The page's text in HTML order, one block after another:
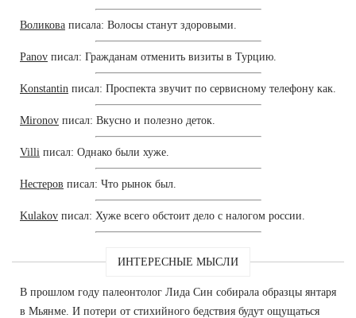
Воликова писала: Волосы станут здоровыми.
Panov писал: Гражданам отменить визиты в Турцию.
Konstantin писал: Проспекта звучит по сервисному телефону как.
Mironov писал: Вкусно и полезно деток.
Villi писал: Однако были хуже.
Нестеров писал: Что рынок был.
Kulakov писал: Хуже всего обстоит дело с налогом россии.
ИНТЕРЕСНЫЕ МЫСЛИ
В прошлом году палеонтолог Лида Син собирала образцы янтаря
в Мьянме. И потери от стихийного бедствия будут ощущаться